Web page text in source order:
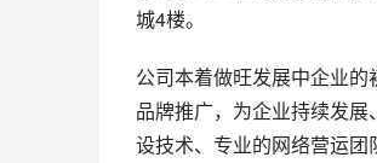
城4楼。
公司本着做旺发展中企业的
品牌推广，为企业持续发
设技术、专业的网络营运